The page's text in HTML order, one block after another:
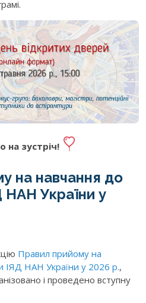
на зустріч!
на навчання до
НАН України у
Правил прийому на
ІЯД НАН України у 2026 р.,
і проведено вступну